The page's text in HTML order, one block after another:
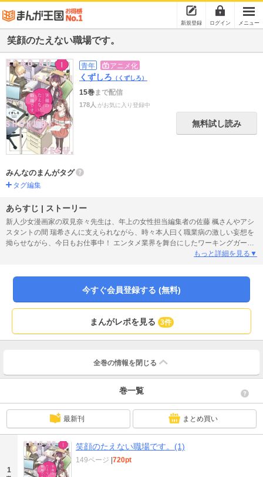
新規登録 ログイン メニュー
笑顔のたえない職場です。
青年 アニメ化
くずしろ （くずしろ）
15巻まで配信
178人 がお気に入り登録中
無料試し読み
みんなのまんがタグ
タグ編集
あらすじ | ストーリー
新人少女漫画家の双見奈々先生は、年上の女性担当編集者の佐藤 楓さんやアシ
スタントの間 瑞希さんに支えられながら、時々本人曰く職業病の激しい妄想を
拗らせながら、今日もお仕事中！ エンタメ業界を舞台にしたワーキングガール
もっと詳細を見る▼
今すぐ会員登録する (無料)
まんがレポを見る 3件
全巻の情報を 閉じる
巻一覧
最新刊 まとめ買い
1
笑顔のたえない職場です。(1)
149ページ |720pt